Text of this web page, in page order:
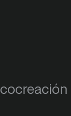
cocreación